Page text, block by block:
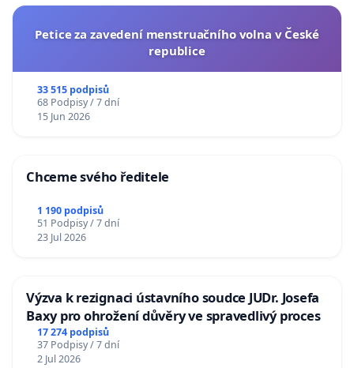
Petice za zavedení menstruačního volna v České
republice
33 515 podpisů
68 Podpisy / 7 dní
15 Jun 2026
Chceme svého ředitele
1 190 podpisů
51 Podpisy / 7 dní
23 Jul 2026
Výzva k rezignaci ústavního soudce JUDr. Josefa
Baxy pro ohrožení důvěry ve spravedlivý proces
17 274 podpisů
37 Podpisy / 7 dní
2 Jul 2026